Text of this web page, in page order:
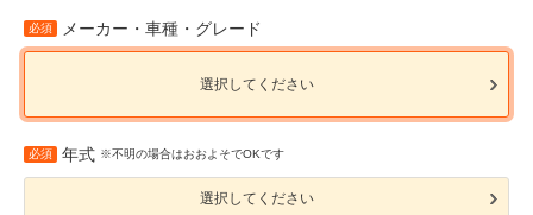
必須 メーカー・車種・グレード
選択してください
必須 年式 ※不明の場合はおおよそでOKです
選択してください